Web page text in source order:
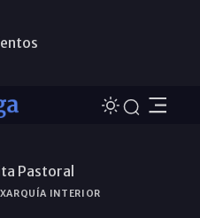
Pastoral
INTERIOR